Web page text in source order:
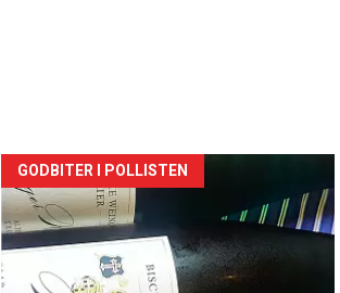
Forsiden
akkurat
nå
GODBITER I POLLISTEN